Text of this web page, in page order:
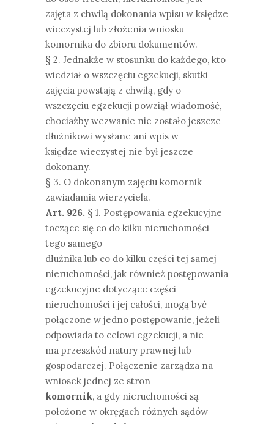
zajęta z chwilą dokonania wpisu w księdze
wieczystej lub złożenia wniosku
komornika do zbioru dokumentów.
§ 2. Jednakże w stosunku do każdego, kto
wiedział o wszczęciu egzekucji, skutki
zajęcia powstają z chwilą, gdy o
wszczęciu egzekucji powziął wiadomość,
chociażby wezwanie nie zostało jeszcze
dłużnikowi wysłane ani wpis w
księdze wieczystej nie był jeszcze
dokonany.
§ 3. O dokonanym zajęciu komornik
zawiadamia wierzyciela.
Art. 926. § 1. Postępowania egzekucyjne
toczące się co do kilku nieruchomości
tego samego
dłużnika lub co do kilku części tej samej
nieruchomości, jak również postępowania
egzekucyjne dotyczące części
nieruchomości i jej całości, mogą być
połączone w jedno postępowanie, jeżeli
odpowiada to celowi egzekucji, a nie
ma przeszkód natury prawnej lub
gospodarczej. Połączenie zarządza na
wniosek jednej ze stron
komornik, a gdy nieruchomości są
położone w okręgach różnych sądów